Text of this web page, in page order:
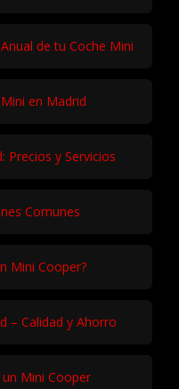
de tu Coche Mini
en Madrid
Precios y Servicios
Comunes
Mini Cooper?
– Calidad y Ahorro
Mini Cooper